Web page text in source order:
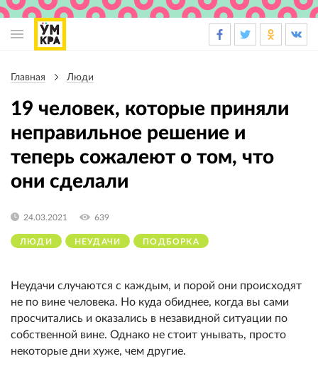
навигации
Главная Люди
19 человек, которые приняли
неправильное решение и
теперь сожалеют о том, что
они сделали
ЛЮДИ НЕУДАЧИ ПОДБОРКА
24.03.2021 639
Неудачи случаются с каждым, и порой они происходят
не по вине человека. Но куда обиднее, когда вы сами
просчитались и оказались в незавидной ситуации по
собственной вине. Однако не стоит унывать, просто
некоторые дни хуже, чем другие.